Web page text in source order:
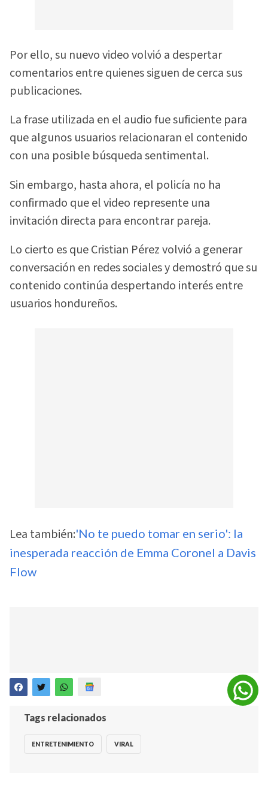
Por ello, su nuevo video volvió a despertar
comentarios entre quienes siguen de cerca sus
publicaciones.
La frase utilizada en el audio fue suficiente para
que algunos usuarios relacionaran el contenido
con una posible búsqueda sentimental.
Sin embargo, hasta ahora, el policía no ha
confirmado que el video represente una
invitación directa para encontrar pareja.
Lo cierto es que Cristian Pérez volvió a generar
conversación en redes sociales y demostró que su
contenido continúa despertando interés entre
usuarios hondureños.
Lea también:'No te puedo tomar en serio': la
inesperada reacción de Emma Coronel a Davis
Flow
Tags relacionados
ENTRETENIMIENTO VIRAL